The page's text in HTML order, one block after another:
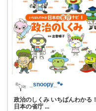
_snoopy_🐾
政治のしくみ いちばんわかる！
日本の省庁 ...